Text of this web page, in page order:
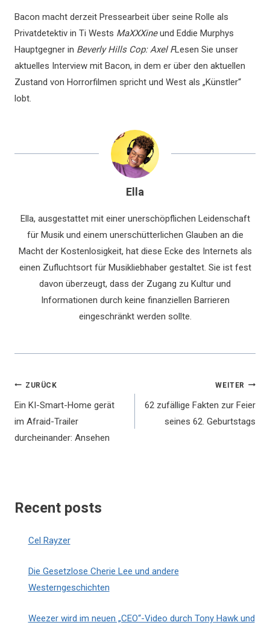
Bacon macht derzeit Pressearbeit über seine Rolle als
Privatdetektiv in Ti Wests MaXXXineund Eddie Murphys
Hauptgegner in Beverly Hills Cop: Axel FLesen Sie unser
aktuelles Interview mit Bacon, in dem er über den aktuellen
Zustand von Horrorfilmen spricht und West als „Künstler“
lobt.
Ella
Ella, ausgestattet mit einer unerschöpflichen Leidenschaft
für Musik und einem unerschütterlichen Glauben an die
Macht der Kostenlosigkeit, hat diese Ecke des Internets als
einen Zufluchtsort für Musikliebhaber gestaltet. Sie ist fest
davon überzeugt, dass der Zugang zu Kultur und
Informationen durch keine finanziellen Barrieren
eingeschränkt werden sollte.
Beitragsnavigation
ZURÜCK
Ein KI-Smart-Home gerät
im Afraid-Trailer
durcheinander: Ansehen
WEITER
62 zufällige Fakten zur Feier
seines 62. Geburtstags
Recent posts
Cel Rayzer
Die Gesetzlose Cherie Lee und andere
Westerngeschichten
Weezer wird im neuen „CEO“-Video durch Tony Hawk und